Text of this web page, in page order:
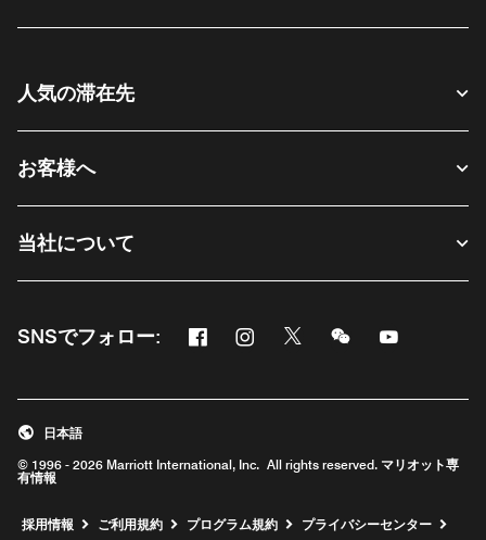
人気の滞在先
お客様へ
当社について
SNSでフォロー: Facebook
新しいウィンドウで開く
Instagram
新しいウィンドウで開く
Twitter
新しいウィンドウで開く
Messenger
新しいウィンドウ
新しいウィ
© 1996 - 2026 Marriott International, Inc. All rights reserved. マリオット専
有情報
日本語
採用情報 新しいウィンドウで開く
ご利用規約 プログラム規約 プライバシーセンター